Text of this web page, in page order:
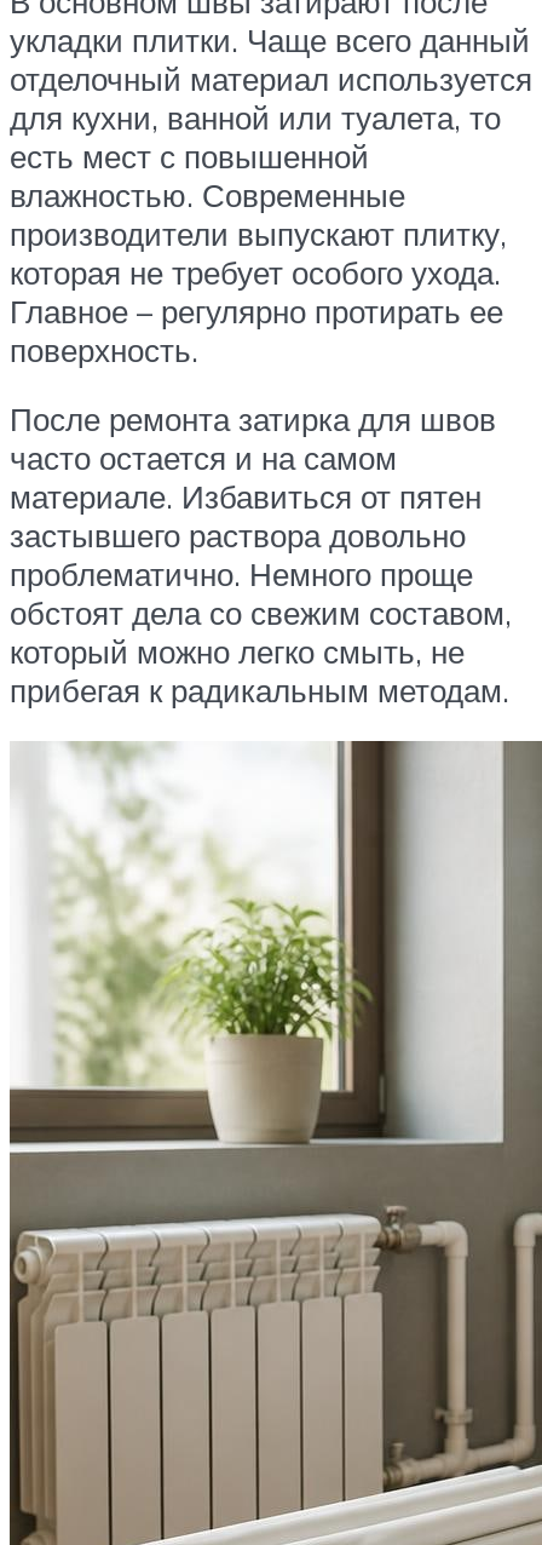
укладки плитки. Чаще всего данный
отделочный материал используется
для кухни, ванной или туалета, то
есть мест с повышенной
влажностью. Современные
производители выпускают плитку,
которая не требует особого ухода.
Главное – регулярно протирать ее
поверхность.
После ремонта затирка для швов
часто остается и на самом
материале. Избавиться от пятен
застывшего раствора довольно
проблематично. Немного проще
обстоят дела со свежим составом,
который можно легко смыть, не
прибегая к радикальным методам.